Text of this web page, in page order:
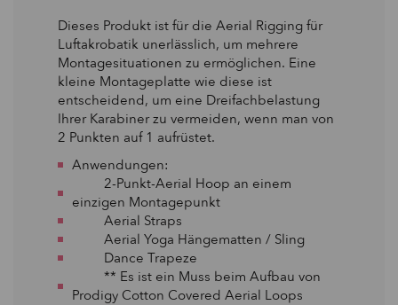
Dieses Produkt ist für die Aerial Rigging für
Luftakrobatik unerlässlich, um mehrere
Montagesituationen zu ermöglichen. Eine
kleine Montageplatte wie diese ist
entscheidend, um eine Dreifachbelastung
Ihrer Karabiner zu vermeiden, wenn man von
2 Punkten auf 1 aufrüstet.
Anwendungen:
2-Punkt-Aerial Hoop an einem
einzigen Montagepunkt
Aerial Straps
Aerial Yoga Hängematten / Sling
Dance Trapeze
** Es ist ein Muss beim Aufbau von
Prodigy Cotton Covered Aerial Loops